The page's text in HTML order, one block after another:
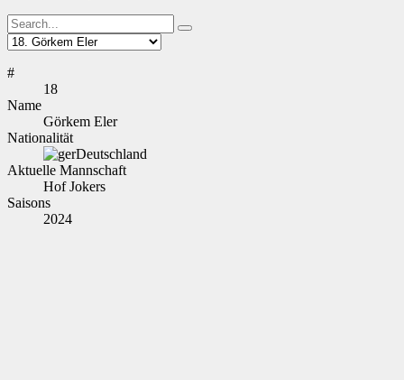
#
18
Name
Görkem Eler
Nationalität
Deutschland
Aktuelle Mannschaft
Hof Jokers
Saisons
2024